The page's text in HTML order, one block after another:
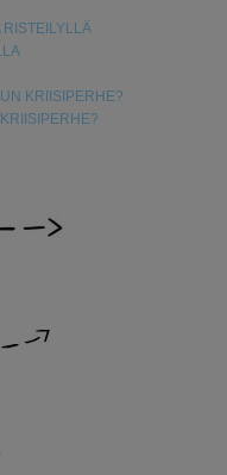
KRIISIPERHE?